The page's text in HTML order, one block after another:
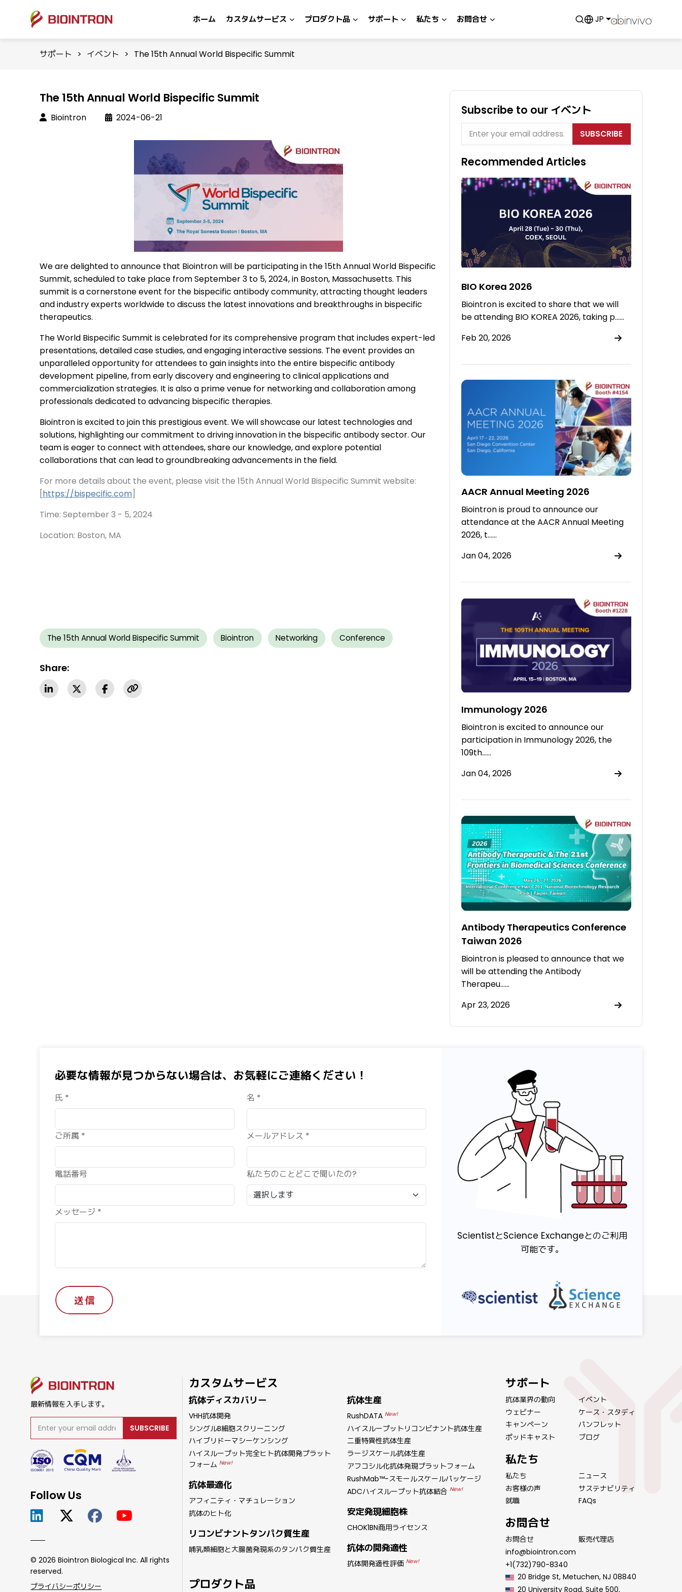
ホーム カスタムサービス プロダクト品 サポート 私たち お問合せ JP
サポート > イベント > The 15th Annual World Bispecific Summit
The 15th Annual World Bispecific Summit
Biointron 2024-06-21
We are delighted to announce that Biointron will be participating in the 15th Annual World Bispecific
Summit, scheduled to take place from September 3 to 5, 2024, in Boston, Massachusetts. This
summit is a cornerstone event for the bispecific antibody community, attracting thought leaders
and industry experts worldwide to discuss the latest innovations and breakthroughs in bispecific
therapeutics.
The World Bispecific Summit is celebrated for its comprehensive program that includes expert-led
presentations, detailed case studies, and engaging interactive sessions. The event provides an
unparalleled opportunity for attendees to gain insights into the entire bispecific antibody
development pipeline, from early discovery and engineering to clinical applications and
commercialization strategies. It is also a prime venue for networking and collaboration among
professionals dedicated to advancing bispecific therapies.
Biointron is excited to join this prestigious event. We will showcase our latest technologies and
solutions, highlighting our commitment to driving innovation in the bispecific antibody sector. Our
team is eager to connect with attendees, share our knowledge, and explore potential
collaborations that can lead to groundbreaking advancements in the field.
For more details about the event, please visit the 15th Annual World Bispecific Summit website:
[https://bispecific.com]
Time: September 3 - 5, 2024
Location: Boston, MA
The 15th Annual World Bispecific Summit Biointron Networking Conference
Share:
Subscribe to our イベント
SUBSCRIBE
Recommended Articles
BIO Korea 2026
Biointron is excited to share that we will
be attending BIO KOREA 2026, taking p……
Feb 20, 2026
AACR Annual Meeting 2026
Biointron is proud to announce our
attendance at the AACR Annual Meeting
2026, t……
Jan 04, 2026
Immunology 2026
Biointron is excited to announce our
participation in Immunology 2026, the
109th……
Jan 04, 2026
Antibody Therapeutics Conference
Taiwan 2026
Biointron is pleased to announce that we
will be attending the Antibody
Therapeu……
Apr 23, 2026
必要な情報が見つからない場合は、お気軽にご連絡ください！
氏 * 名 *
ご所属 * メールアドレス *
電話番号 私たちのことどこで聞いたの?
メッセージ *
送 信
ScientistとScience Exchangeとのご利用
可能です。
最新情報を入手します。
SUBSCRIBE
Follow Us
© 2026 Biointron Biological Inc. All rights
reserved.
プライバシーポリシー
カスタムサービス
抗体ディスカバリー
VHH抗体開発
シングルB細胞スクリーニング
ハイブリドーマシーケンシング
ハイスループット完全ヒト抗体開発プラット
フォーム New!
抗体最適化
アフィニティ・マチュレーション
抗体のヒト化
リコンビナントタンパク質生産
哺乳類細胞と大腸菌発現系のタンパク質生産
抗体生産
RushDATA New!
ハイスループットリコンビナント抗体生産
二重特異性抗体生産
ラージスケール抗体生産
アフコシル化抗体発現プラットフォーム
RushMab™-スモールスケールパッケージ
ADCハイスループット抗体結合 New!
安定発現細胞株
CHOK1BN商用ライセンス
抗体の開発適性
抗体開発適性評価 New!
プロダクト品
サポート
抗体業界の動向
イベント
ウェビナー
ケース・スタディ
キャンペーン
パンフレット
ポッドキャスト
ブログ
私たち
私たち
ニュース
お客様の声
サステナビリティ
就職
FAQs
お問合せ
お問合せ
販売代理店
info@biointron.com
+1(732)790-8340
20 Bridge St, Metuchen, NJ 08840
20 University Road, Suite 500,